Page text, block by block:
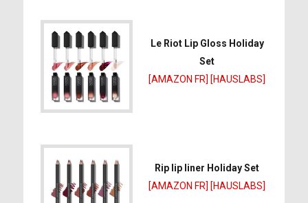
Le Riot Lip Gloss Holiday
Set
[AMAZON FR] [HAUSLABS]
Rip lip liner Holiday Set
[AMAZON FR] [HAUSLABS]